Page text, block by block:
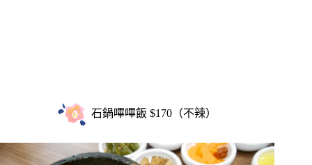
石鍋嗶嗶飯 $170（不辣）